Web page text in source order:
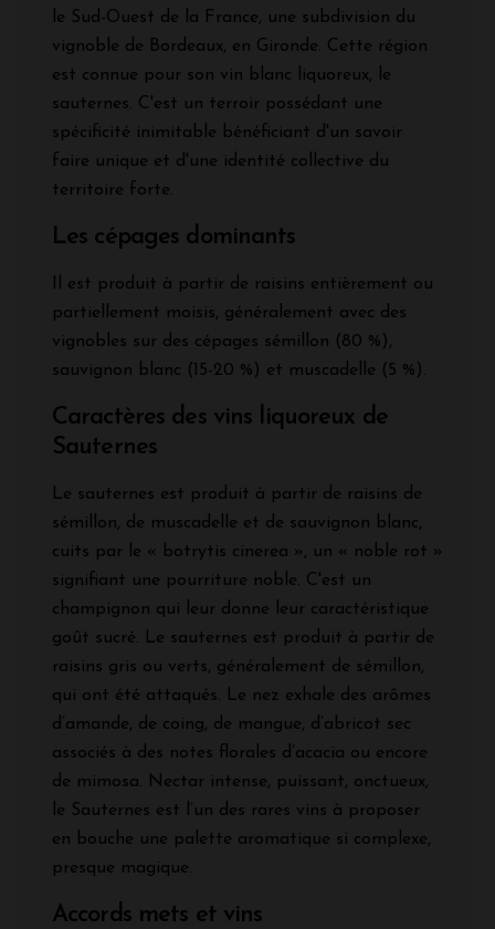
le Sud-Ouest de la France, une subdivision du
vignoble de Bordeaux, en Gironde. Cette région
est connue pour son vin blanc liquoreux, le
sauternes. C'est un terroir possédant une
spécificité inimitable bénéficiant d'un savoir
faire unique et d'une identité collective du
territoire forte.
Les cépages dominants
Il est produit à partir de raisins entièrement ou
partiellement moisis, généralement avec des
vignobles sur des cépages sémillon (80 %),
sauvignon blanc (15-20 %) et muscadelle (5 %).
Caractères des vins liquoreux de
Sauternes
Le sauternes est produit à partir de raisins de
sémillon, de muscadelle et de sauvignon blanc,
cuits par le « botrytis cinerea », un « noble rot »
signifiant une pourriture noble. C'est un
champignon qui leur donne leur caractéristique
goût sucré. Le sauternes est produit à partir de
raisins gris ou verts, généralement de sémillon,
qui ont été attaqués. Le nez exhale des arômes
d’amande, de coing, de mangue, d’abricot sec
associés à des notes florales d’acacia ou encore
de mimosa. Nectar intense, puissant, onctueux,
le Sauternes est l’un des rares vins à proposer
en bouche une palette aromatique si complexe,
presque magique.
Accords mets et vins